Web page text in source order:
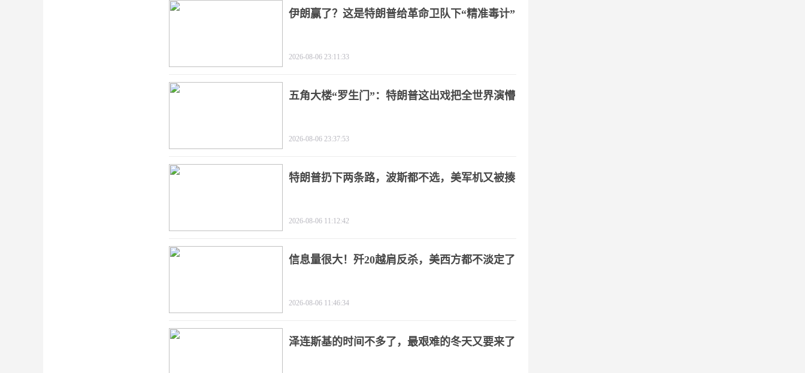
伊朗赢了？这是特朗普给革命卫队下“精准毒计”
2026-08-06 23:11:33
五角大楼“罗生门”：特朗普这出戏把全世界演懵
2026-08-06 23:37:53
特朗普扔下两条路，波斯都不选，美军机又被揍
2026-08-06 11:12:42
信息量很大！歼20越肩反杀，美西方都不淡定了
2026-08-06 11:46:34
泽连斯基的时间不多了，最艰难的冬天又要来了